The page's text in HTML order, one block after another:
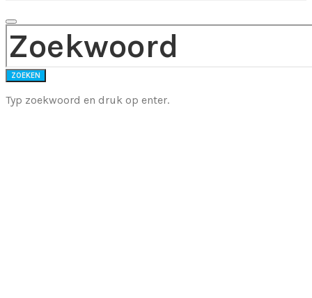
ZOEK NAAR:
ZOEKEN
Typ zoekwoord en druk op enter.